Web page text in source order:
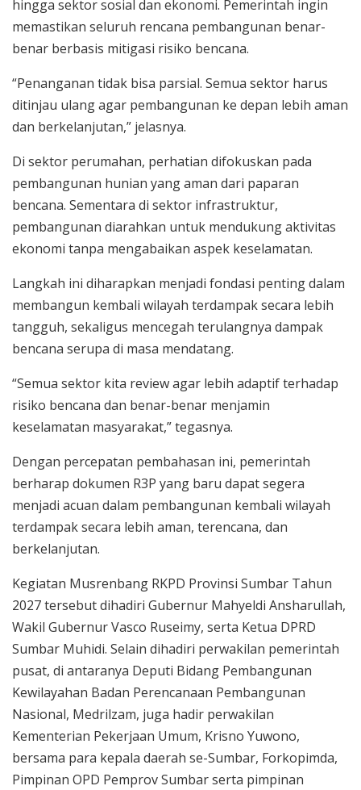
hingga sektor sosial dan ekonomi. Pemerintah ingin
memastikan seluruh rencana pembangunan benar-
benar berbasis mitigasi risiko bencana.
“Penanganan tidak bisa parsial. Semua sektor harus
ditinjau ulang agar pembangunan ke depan lebih aman
dan berkelanjutan,” jelasnya.
Di sektor perumahan, perhatian difokuskan pada
pembangunan hunian yang aman dari paparan
bencana. Sementara di sektor infrastruktur,
pembangunan diarahkan untuk mendukung aktivitas
ekonomi tanpa mengabaikan aspek keselamatan.
Langkah ini diharapkan menjadi fondasi penting dalam
membangun kembali wilayah terdampak secara lebih
tangguh, sekaligus mencegah terulangnya dampak
bencana serupa di masa mendatang.
“Semua sektor kita review agar lebih adaptif terhadap
risiko bencana dan benar-benar menjamin
keselamatan masyarakat,” tegasnya.
Dengan percepatan pembahasan ini, pemerintah
berharap dokumen R3P yang baru dapat segera
menjadi acuan dalam pembangunan kembali wilayah
terdampak secara lebih aman, terencana, dan
berkelanjutan.
Kegiatan Musrenbang RKPD Provinsi Sumbar Tahun
2027 tersebut dihadiri Gubernur Mahyeldi Ansharullah,
Wakil Gubernur Vasco Ruseimy, serta Ketua DPRD
Sumbar Muhidi. Selain dihadiri perwakilan pemerintah
pusat, di antaranya Deputi Bidang Pembangunan
Kewilayahan Badan Perencanaan Pembangunan
Nasional, Medrilzam, juga hadir perwakilan
Kementerian Pekerjaan Umum, Krisno Yuwono,
bersama para kepala daerah se-Sumbar, Forkopimda,
Pimpinan OPD Pemprov Sumbar serta pimpinan